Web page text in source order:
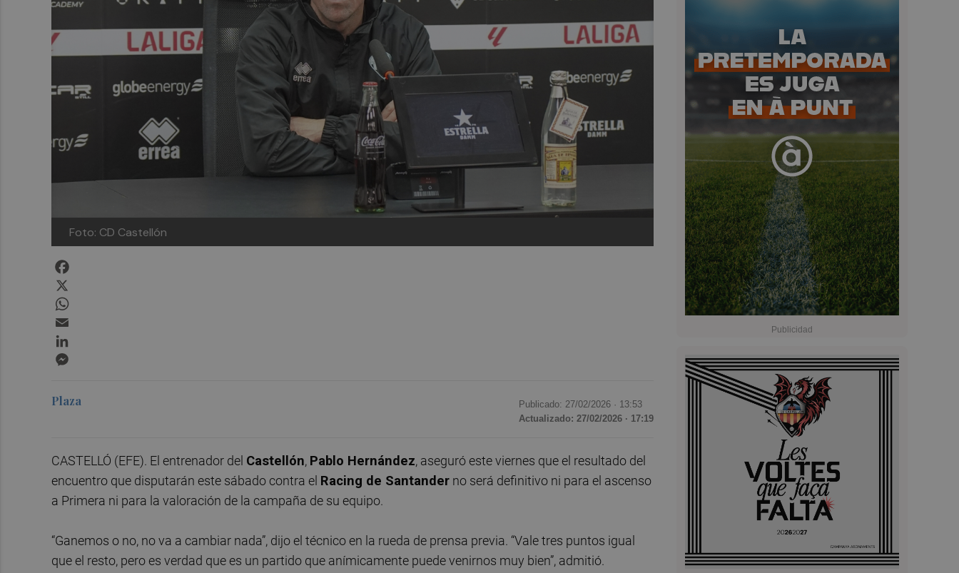
Foto: CD Castellón
Plaza Publicado: 27/02/2026 · 13:53
Actualizado: 27/02/2026 · 17:19
CASTELLÓ (EFE). El entrenador del Castellón, Pablo Hernández, aseguró este viernes que el resultado del
encuentro que disputarán este sábado contra el Racing de Santander no será definitivo ni para el ascenso
a Primera ni para la valoración de la campaña de su equipo.
“Ganemos o no, no va a cambiar nada”, dijo el técnico en la rueda de prensa previa. “Vale tres puntos igual
que el resto, pero es verdad que es un partido que anímicamente puede venirnos muy bien”, admitió.